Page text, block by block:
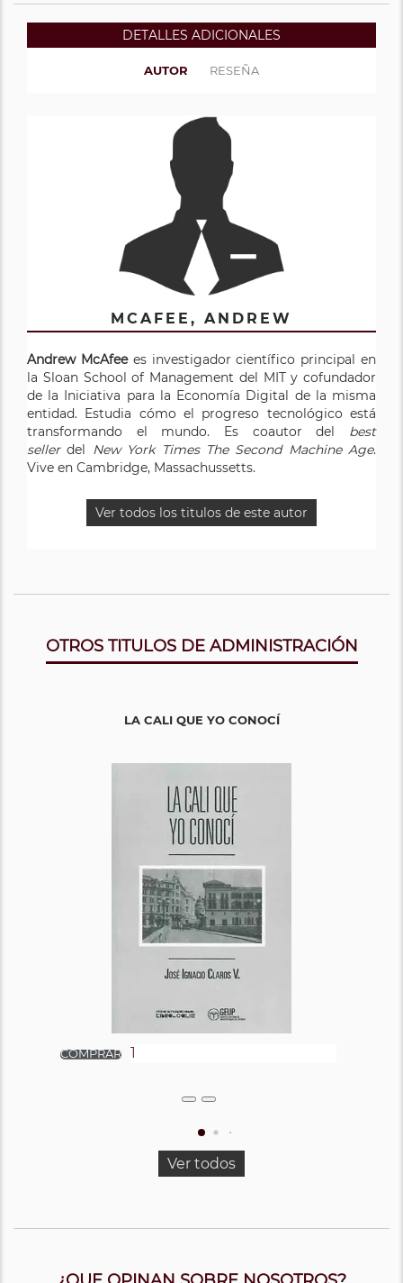
DETALLES ADICIONALES
AUTOR RESEÑA
MCAFEE, ANDREW
Andrew McAfeees investigador científico principal en
la Sloan School of Management del MIT y cofundador
de la Iniciativa para la Economía Digital de la misma
entidad. Estudia cómo el progreso tecnológico está
transformando el mundo. Es coautor del best
sellerdel New York Times The Second Machine Age.
Vive en Cambridge, Massachussetts.
Ver todos los titulos de este autor
OTROS TITULOS DE ADMINISTRACIÓN
LA CALI QUE YO CONOCÍ
Ver todos